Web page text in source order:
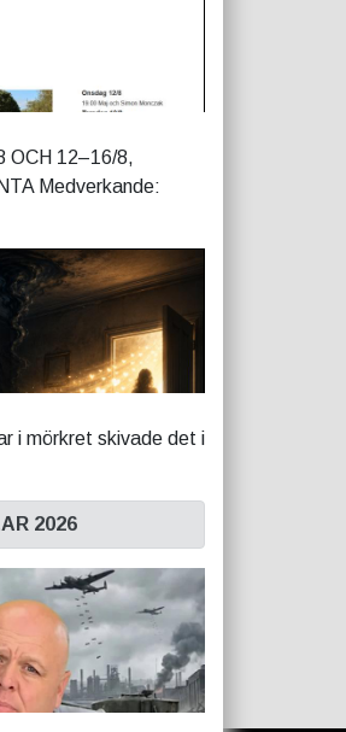
OCH 12–16/8,
Medverkande:
i mörkret skivade det i
2026